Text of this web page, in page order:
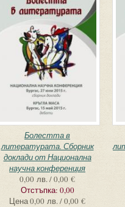
Болестта в
литературата. Сборник
доклади от Национална
научна конференция
0,00 лв. / 0,00 €
Отстъпка: 0,00
Цена0,00 лв. / 0,00 €